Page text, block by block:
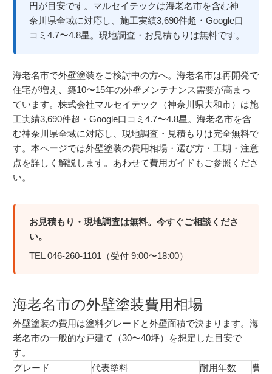
円が目安です。マルセイテックは海老名市を含む神
奈川県全域に対応し、施工実績3,690件超・Google口
コミ4.7〜4.8星。現地調査・お見積もりは無料です。
海老名市で外壁塗装をご検討中の方へ。海老名市は再開発で
住宅が増え、築10〜15年の外壁メンテナンス需要が高まっ
ています。株式会社マルセイテック（神奈川県大和市）は施
工実績3,690件超・Google口コミ4.7〜4.8星。海老名市を含
む神奈川県全域に対応し、現地調査・見積もりは完全無料で
す。本ページでは外壁塗装の費用相場・選び方・工期・注意
点を詳しく解説します。あわせて費用ガイド もご参照くださ
い。
お見積もり・現地調査は無料。今すぐご相談くださ
い。
TEL 046-260-1101（受付 9:00〜18:00）
海老名市の外壁塗装費用相場
外壁塗装の費用は塗料グレードと外壁面積で決まります。海
老名市の一般的な戸建て（30〜40坪）を想定した目安で
す。
グレード
代表塗料 耐用年数 費